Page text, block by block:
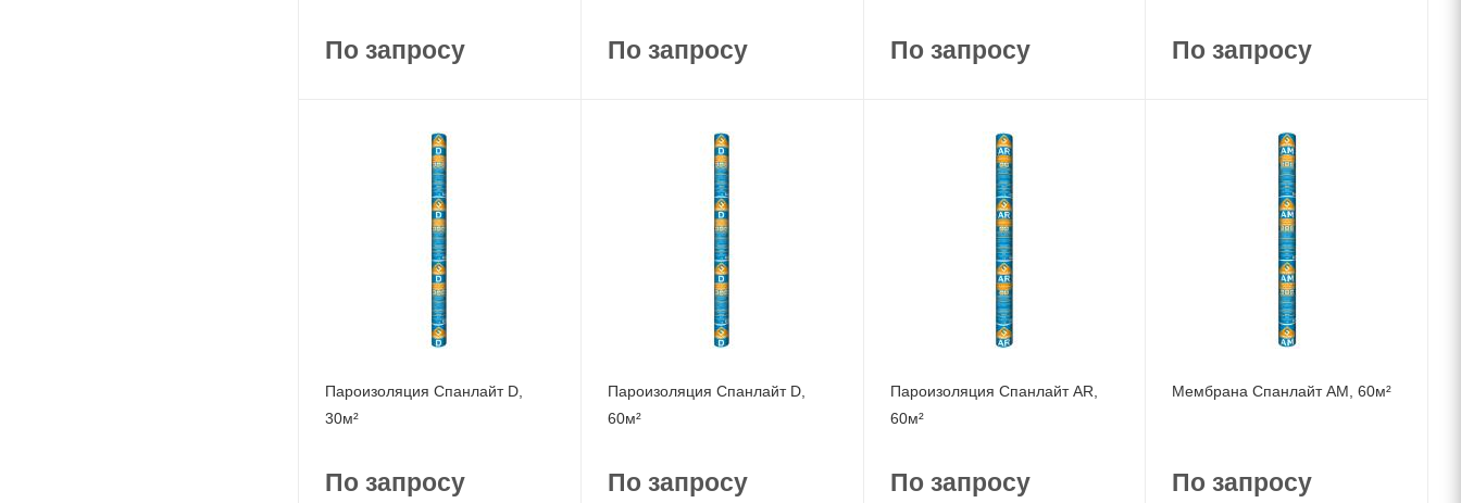
По запросу По запросу По запросу По запросу
Пароизоляция Спанлайт D,
30м²
По запросу
Пароизоляция Спанлайт D,
60м²
По запросу
Пароизоляция Спанлайт AR,
60м²
По запросу
Мембрана Спанлайт AM, 60м²
По запросу